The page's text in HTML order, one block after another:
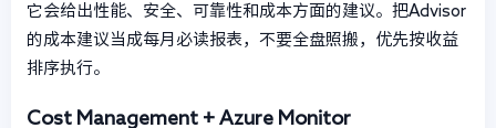
它会给出性能、安全、可靠性和成本方面的建议。把Advisor
的成本建议当成每月必读报表，不要全盘照搬，优先按收益
排序执行。
Cost Management + Azure Monitor